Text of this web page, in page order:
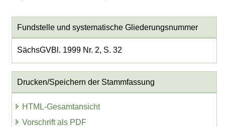
Fundstelle und systematische Gliederungsnummer
SächsGVBl. 1999 Nr. 2, S. 32
Drucken/Speichern der Stammfassung
HTML-Gesamtansicht
Vorschrift als PDF